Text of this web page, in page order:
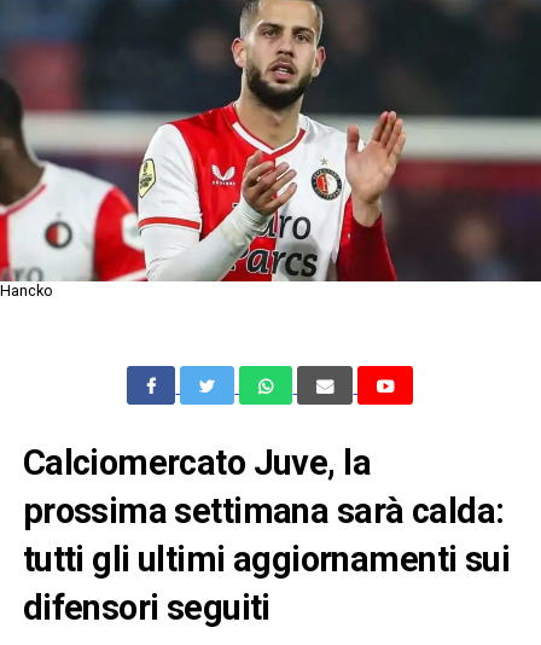
Hancko
Calciomercato Juve, la
prossima settimana sarà calda:
tutti gli ultimi aggiornamenti sui
difensori seguiti